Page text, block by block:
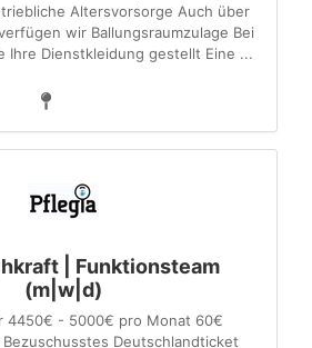
Altersvorsorge Auch über
wir Ballungsraumzulage Bei
Ihre Dienstkleidung gestellt Eine ...
| Funktionsteam
(m|w|d)
4450€ - 5000€ pro Monat 60€
Bezuschusstes Deutschlandticket